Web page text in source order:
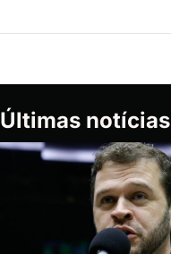
Últimas notícias